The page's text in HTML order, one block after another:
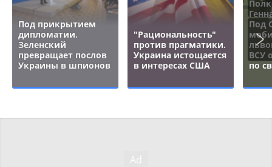
Под прикрытием
дипломатии.
Зеленский
превращает послов
Украины в шпионов
"Рациональность"
против прагматики.
Украина истощается
в интересах США
Под
ВСУ
по